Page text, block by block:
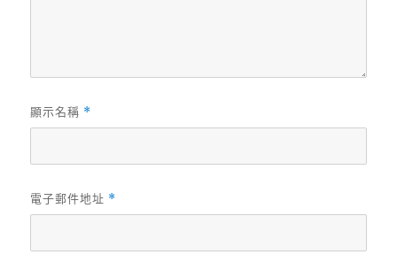
顯示名稱 *
電子郵件地址 *